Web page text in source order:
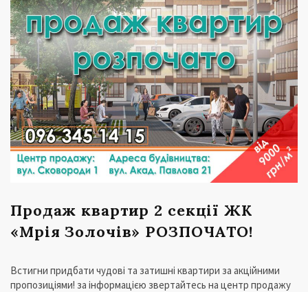
Продаж квартир 2 секції ЖК
«Мрія Золочів» РОЗПОЧАТО!
Встигни придбати чудові та затишні квартири за акційними
пропозиціями! за інформацією звертайтесь на центр продажу